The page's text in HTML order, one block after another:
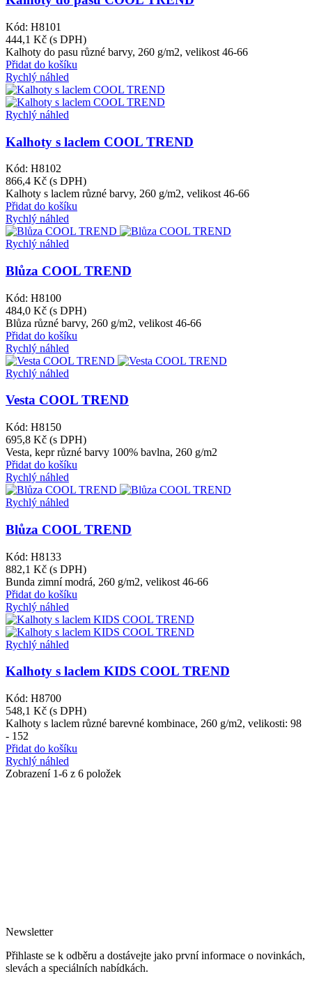
Kód: H8101
444,1 Kč (s DPH)
Kalhoty do pasu různé barvy, 260 g/m2, velikost 46-66
Přidat do košíku
Rychlý náhled
Rychlý náhled
Kalhoty s laclem COOL TREND
Kód: H8102
866,4 Kč (s DPH)
Kalhoty s laclem různé barvy, 260 g/m2, velikost 46-66
Přidat do košíku
Rychlý náhled
Rychlý náhled
Blůza COOL TREND
Kód: H8100
484,0 Kč (s DPH)
Blůza různé barvy, 260 g/m2, velikost 46-66
Přidat do košíku
Rychlý náhled
Rychlý náhled
Vesta COOL TREND
Kód: H8150
695,8 Kč (s DPH)
Vesta, kepr různé barvy 100% bavlna, 260 g/m2
Přidat do košíku
Rychlý náhled
Rychlý náhled
Blůza COOL TREND
Kód: H8133
882,1 Kč (s DPH)
Bunda zimní modrá, 260 g/m2, velikost 46-66
Přidat do košíku
Rychlý náhled
Rychlý náhled
Kalhoty s laclem KIDS COOL TREND
Kód: H8700
548,1 Kč (s DPH)
Kalhoty s laclem různé barevné kombinace, 260 g/m2, velikosti: 98
- 152
Přidat do košíku
Rychlý náhled
Zobrazení 1-6 z 6 položek
Newsletter
Přihlaste se k odběru a dostávejte jako první informace o novinkách,
slevách a speciálních nabídkách.